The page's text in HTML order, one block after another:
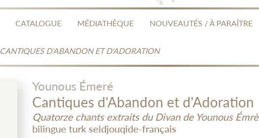
CATALOGUE MÉDIATHÈQUE NOUVEAUTÉS / À PARAÎTRE
CANTIQUES D'ABANDON ET D'ADORATION
Younous Émeré
Cantiques d'Abandon et d'Adoration
Quatorze chants extraits du Divan de Younous Émrè
bilingue turk seldjouqide-français